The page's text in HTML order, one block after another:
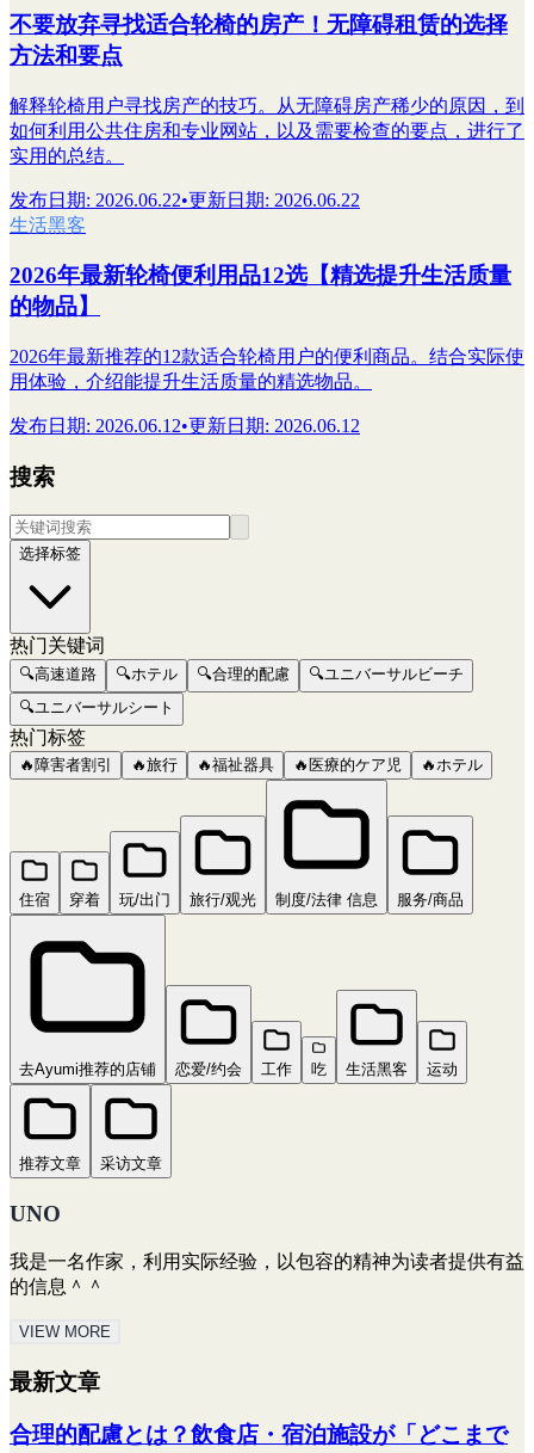
不要放弃寻找适合轮椅的房产！无障碍租赁的选择
方法和要点
解释轮椅用户寻找房产的技巧。从无障碍房产稀少的原因，到
如何利用公共住房和专业网站，以及需要检查的要点，进行了
实用的总结。
发布日期: 2026.06.22•更新日期: 2026.06.22
生活黑客
2026年最新轮椅便利用品12选【精选提升生活质量
的物品】
2026年最新推荐的12款适合轮椅用户的便利商品。结合实际使
用体验，介绍能提升生活质量的精选物品。
发布日期: 2026.06.12•更新日期: 2026.06.12
搜索
选择标签
热门关键词
🔍高速道路 🔍ホテル 🔍合理的配慮 🔍ユニバーサルビーチ
🔍ユニバーサルシート
热门标签
🔥 障害者割引 🔥旅行 🔥福祉器具 🔥 医療的ケア児 🔥ホテル
住宿 穿着 玩/出门 旅行/观光 制度/法律 信息 服务/商品
去Ayumi推荐的店铺 恋爱/约会 工作 吃 生活黑客 运动
推荐文章 采访文章
UNO
我是一名作家，利用实际经验，以包容的精神为读者提供有益
的信息＾＾
VIEW MORE
最新文章
合理的配慮とは？飲食店・宿泊施設が「どこまで